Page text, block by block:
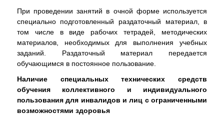
При проведении занятий в очной форме используется
специально подготовленный раздаточный материал, в
том числе в виде рабочих тетрадей, методических
материалов, необходимых для выполнения учебных
заданий. Раздаточный материал передается
обучающимся в постоянное пользование.
Наличие специальных технических средств
обучения коллективного и индивидуального
пользования для инвалидов и лиц с ограниченными
возможностями здоровья